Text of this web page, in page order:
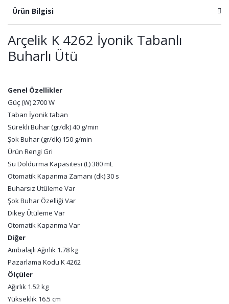
Ürün Bilgisi
Arçelik K 4262 İyonik Tabanlı
Buharlı Ütü
Genel Özellikler
Güç (W) 2700 W
Taban İyonik taban
Sürekli Buhar (gr/dk) 40 g/min
Şok Buhar (gr/dk) 150 g/min
Ürün Rengi Gri
Su Doldurma Kapasitesi (L) 380 mL
Otomatik Kapanma Zamanı (dk) 30 s
Buharsız Ütüleme Var
Şok Buhar Özelliği Var
Dikey Ütüleme Var
Otomatik Kapanma Var
Diğer
Ambalajlı Ağırlık 1.78 kg
Pazarlama Kodu K 4262
Ölçüler
Ağırlık 1.52 kg
Yükseklik 16.5 cm